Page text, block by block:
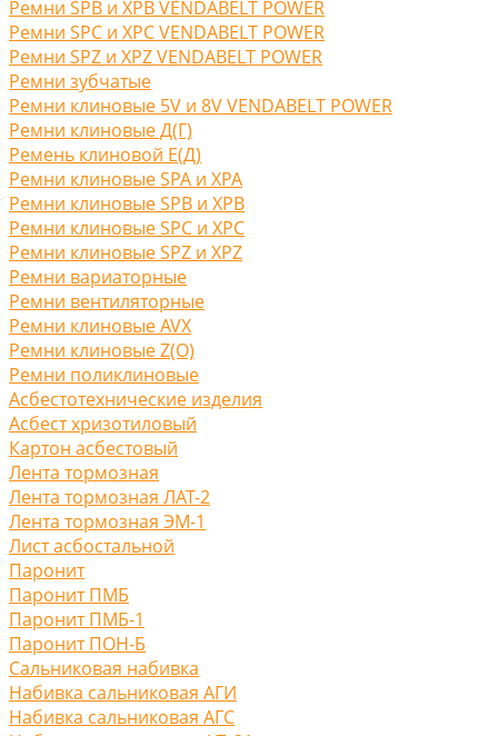
Ремни SPB и XPB VENDABELT POWER
Ремни SPC и XPC VENDABELT POWER
Ремни SPZ и XPZ VENDABELT POWER
Ремни зубчатые
Ремни клиновые 5V и 8V VENDABELT POWER
Ремни клиновые Д(Г)
Ремень клиновой Е(Д)
Ремни клиновые SPA и XPA
Ремни клиновые SPB и XPB
Ремни клиновые SPC и XPC
Ремни клиновые SPZ и XPZ
Ремни вариаторные
Ремни вентиляторные
Ремни клиновые AVX
Ремни клиновые Z(O)
Ремни поликлиновые
Асбестотехнические изделия
Асбест хризотиловый
Картон асбестовый
Лента тормозная
Лента тормозная ЛАТ-2
Лента тормозная ЭМ-1
Лист асбостальной
Паронит
Паронит ПМБ
Паронит ПМБ-1
Паронит ПОН-Б
Сальниковая набивка
Набивка сальниковая АГИ
Набивка сальниковая АГС